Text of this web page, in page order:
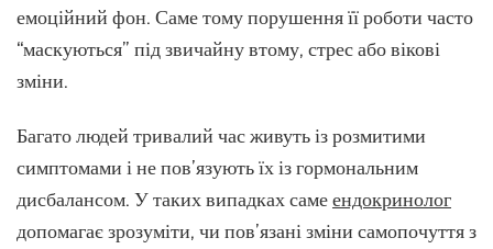
емоційний фон. Саме тому порушення її роботи часто
“маскуються” під звичайну втому, стрес або вікові
зміни.
Багато людей тривалий час живуть із розмитими
симптомами і не пов’язують їх із гормональним
дисбалансом. У таких випадках самеендокринолог
допомагає зрозуміти, чи пов’язані зміни самопочуття з